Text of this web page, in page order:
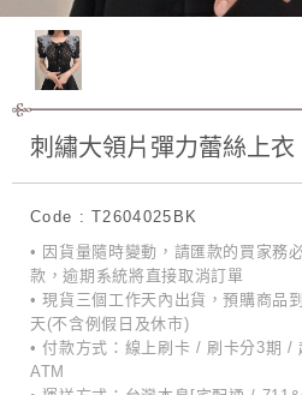
刺繡大領片彈力蕾絲上衣
Code : T2604025BK
• 因貨量隨時變動，請匯款的買家務
款，逾期系統將直接取消訂單
• 現貨三個工作天內出貨，預購商品
天(不含例假日及休市)
• 付款方式：線上刷卡 / 刷卡分3期 /
ATM